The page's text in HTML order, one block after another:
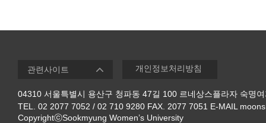
개인정보처리방침
04310 서울특별시 용산구 청파동 47길 100 르네상스플라자 숙명
TEL. 02 2077 7052 / 02 710 9280 FAX. 2077 7051 E-MAIL
CopyrightⓒSookmyung Women’s University